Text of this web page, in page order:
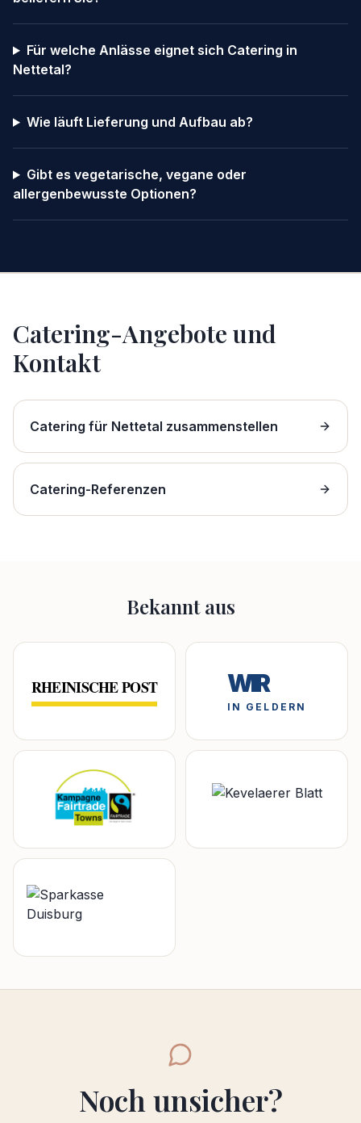
Für welche Anlässe eignet sich Catering in
Nettetal?
Wie läuft Lieferung und Aufbau ab?
Gibt es vegetarische, vegane oder
allergenbewusste Optionen?
Catering-Angebote und
Kontakt
Catering für Nettetal zusammenstellen
Catering-Referenzen
Bekannt aus
RHEINISCHE POST WIR
IN GELDERN
Noch unsicher?